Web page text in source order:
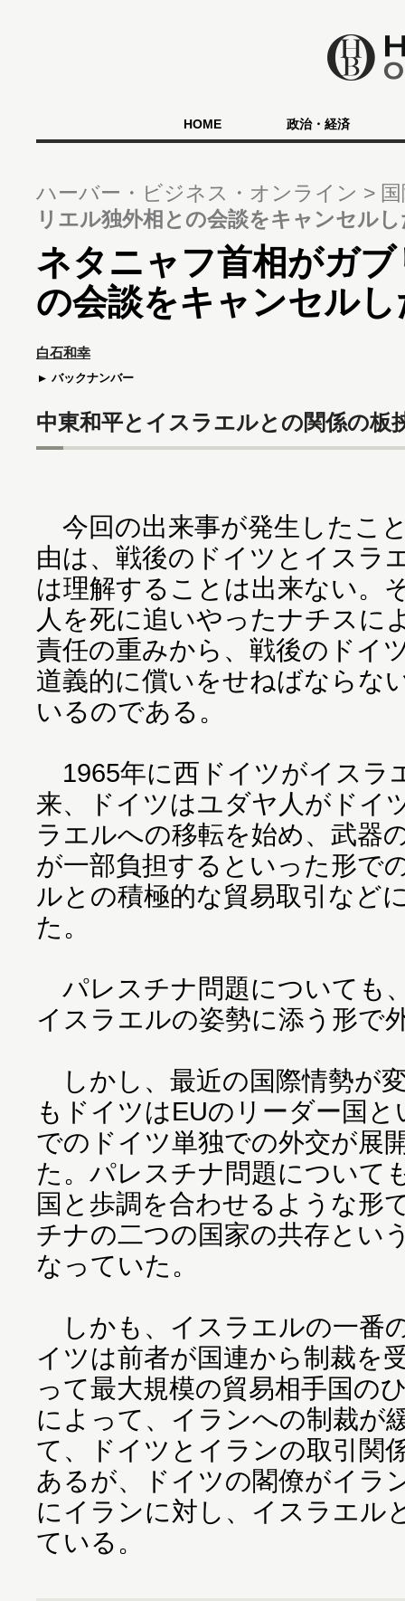
HOME 政治・経済
ハーバー・ビジネス・オンライン
リエル独外相との会談をキャンセル
ネタニャフ首相がガ
の会談をキャンセル
白石和幸
バックナンバー
中東和平とイスラエルとの関係の板
今回の出来事が発生したこ
由は、戦後のドイツとイスラ
は理解することは出来ない。
人を死に追いやったナチスに
責任の重みから、戦後のドイ
道義的に償いをせねばならな
いるのである。
1965年に西ドイツがイスラ
来、ドイツはユダヤ人がドイ
ラエルへの移転を始め、武器
が一部負担するといった形で
ルとの積極的な貿易取引など
た。
パレスチナ問題についても
イスラエルの姿勢に添う形で
しかし、最近の国際情勢が
もドイツはEUのリーダー国
でのドイツ単独での外交が展
た。パレスチナ問題について
国と歩調を合わせるような形
チナの二つの国家の共存とい
なっていた。
しかも、イスラエルの一番
イツは前者が国連から制裁を
って最大規模の貿易相手国の
によって、イランへの制裁が
て、ドイツとイランの取引関
あるが、ドイツの閣僚がイラ
にイランに対し、イスラエル
ている。